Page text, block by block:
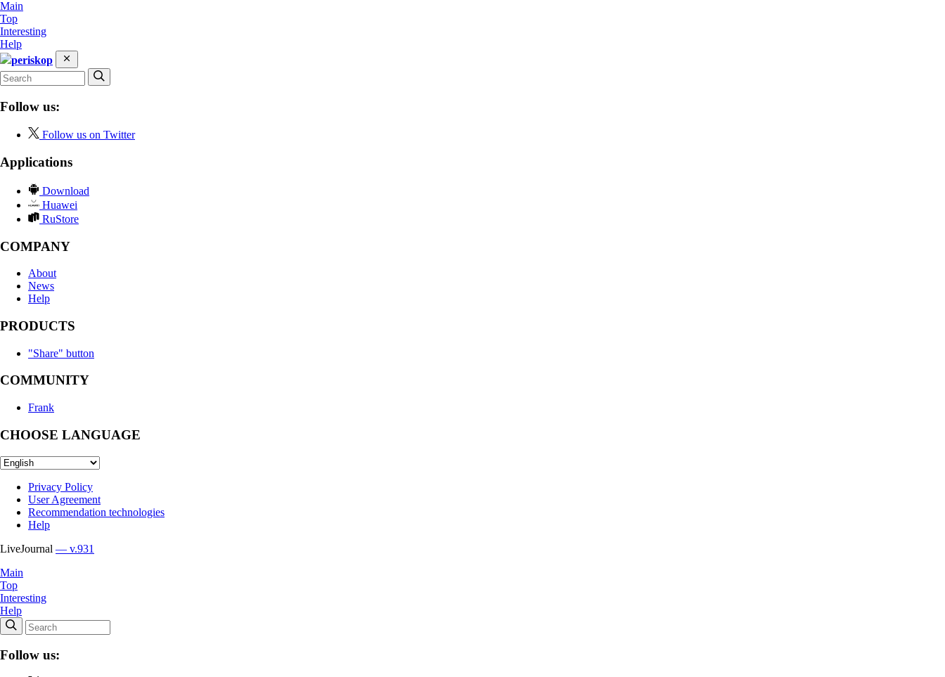
Main
Top
Interesting
Help
periskop
Follow us:
Follow us on Twitter
Applications
Download
Huawei
RuStore
COMPANY
About
News
Help
PRODUCTS
"Share" button
COMMUNITY
Frank
CHOOSE LANGUAGE
Privacy Policy
User Agreement
Recommendation technologies
Help
LiveJournal — v.931
Main
Top
Interesting
Help
Follow us: